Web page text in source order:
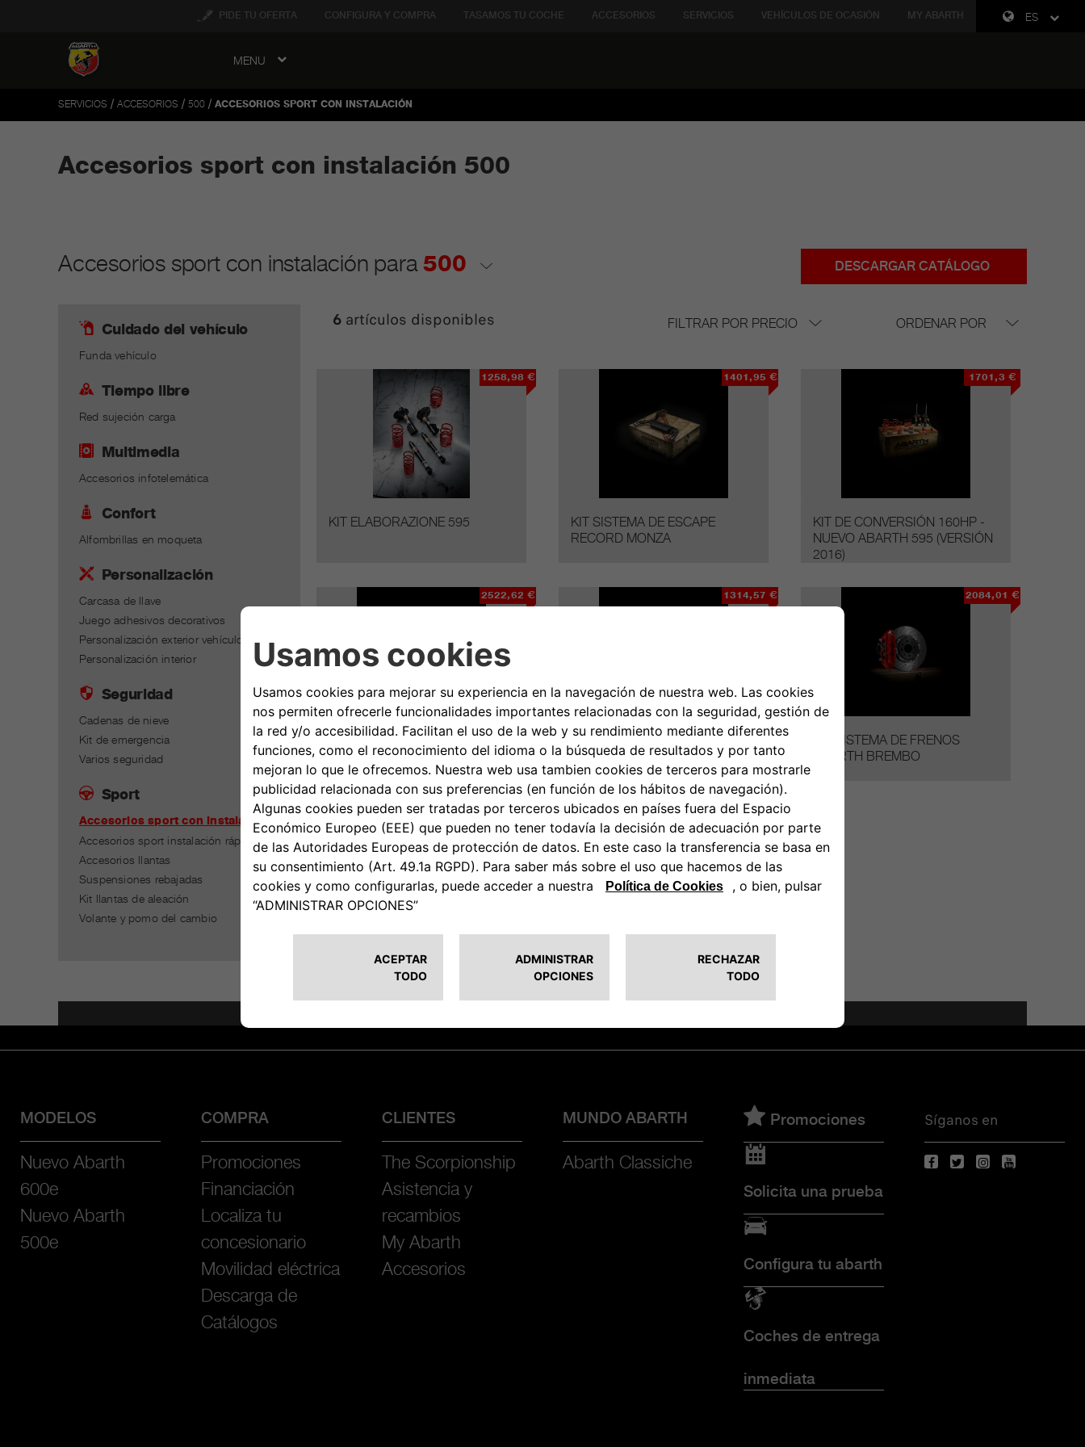
ES
PIDE TU OFERTA CONFIGURA Y COMPRA TASAMOS TU COCHE ACCESORIOS SERVICIOS VEHÍCULOS DE OCASIÓN MY ABARTH
MENU
SERVICIOS / ACCESORIOS / 500 / ACCESORIOS SPORT CON INSTALACIÓN
Accesorios sport con instalación 500
Accesorios sport con instalación para500 DESCARGAR CATÁLOGO
Cuidado del vehículo
Funda vehículo
Tiempo libre
Red sujeción carga
Multimedia
Accesorios infotelemática
Confort
Alfombrillas en moqueta
Personalización
Carcasa de llave
Juego adhesivos decorativos
Personalización exterior vehículo
Personalización interior
Seguridad
Cadenas de nieve
Kit de emergencia
Varios seguridad
Sport
Accesorios sport con instalación
Accesorios sport instalación rápida
Accesorios llantas
Suspensiones rebajadas
Kit llantas de aleación
Volante y pomo del cambio
6 artículos disponibles FILTRAR POR PRECIO ORDENAR POR
1258,98 €
KIT ELABORAZIONE 595
1401,95 €
KIT SISTEMA DE ESCAPE
RECORD MONZA
1701,3 €
KIT DE CONVERSIÓN 160HP -
NUEVO ABARTH 595 (VERSIÓN
2016)
2522,62 €
KIT DE CONVERSIÓN 180HP -
NUEVO ABARTH 595 (VERSIÓN
2016)
1314,57 €
KIT SISTEMA DE ESCAPE
RECORD MODENA
2084,01 €
KIT SISTEMA DE FRENOS
ABARTH BREMBO
MODELOS
Nuevo Abarth
600e
Nuevo Abarth
500e
COMPRA
Promociones
Financiación
Localiza tu
concesionario
Movilidad eléctrica
Descarga de
Catálogos
CLIENTES
The Scorpionship
Asistencia y
recambios
My Abarth
Accesorios
MUNDO ABARTH
Abarth Classiche
Promociones
Solicita una prueba
Configura tu abarth
Coches de entrega
inmediata
Síganos en